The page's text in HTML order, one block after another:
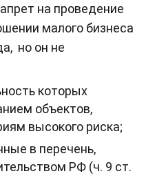
на проведение
малого бизнеса
но он не
которых
объектов,
высокого риска;
в перечень,
РФ (ч. 9 ст.